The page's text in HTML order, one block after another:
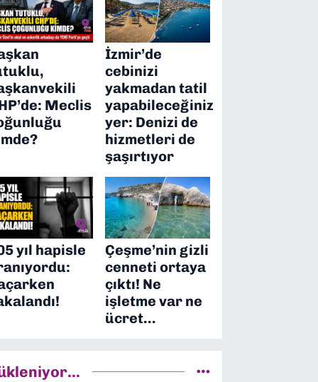
Meclis
İzmir’de
cebinizi
yakmadan tatil
yapabileceğiniz
yer: Denizi de
hizmetleri de
şaşırtıyor
yıl hapisle
Çeşme’nin gizli
cenneti ortaya
çıktı! Ne
işletme var ne
ücret…